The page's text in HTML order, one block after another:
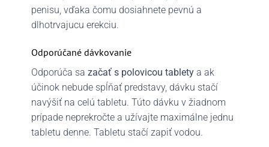
penisu, vďaka čomu dosiahnete pevnú a
dlhotrvajucu erekciu.
Odporúčané dávkovanie
Odporúča sa začať s polovicou tabletya ak
účinok nebude spĺňať predstavy, dávku stačí
navýšiť na celú tabletu. Túto dávku v žiadnom
prípade neprekročte a užívajte maximálne jednu
tabletu denne. Tabletu stačí zapiť vodou.